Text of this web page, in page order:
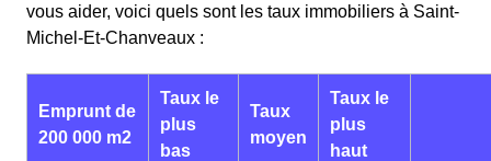
vous aider, voici quels sont les taux immobiliers à Saint-
Michel-Et-Chanveaux :
Emprunt de
200 000 m2
Taux le
plus
bas
Taux
moyen
Taux le
plus
haut